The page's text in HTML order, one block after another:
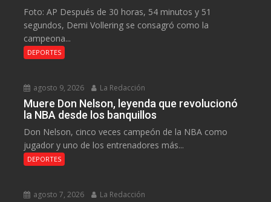
Foto: AP Después de 30 horas, 54 minutos y 51
segundos, Demi Vollering se consagró como la
campeona...
DEPORTES
agosto 9, 2026 La Redacción
Muere Don Nelson, leyenda que revolucionó
la NBA desde los banquillos
Don Nelson, cinco veces campeón de la NBA como
jugador y uno de los entrenadores más...
DEPORTES
agosto 7, 2026 La Redacción